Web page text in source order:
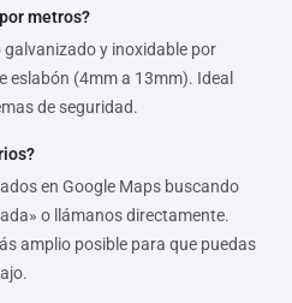
metros?
y inoxidable por
eslabón (4mm a 13mm). Ideal
de seguridad.
en Google Maps buscando
o llámanos directamente.
amplio posible para que puedas